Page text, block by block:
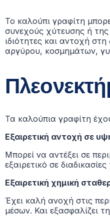
Το καλούπι γραφίτη
συνεχούς χύτευσης ή
ιδιότητες και αντοχή
αργύρου, κοσμημάτων,
Τα καλούπια γραφίτη
Εξαιρετική αντοχή σε
Μπορεί να αντέξει σε
εξαιρετικό σε
Εξαιρετική χημική
Έχει καλή ανοχή στις
μέσων. Και εξασφαλίζει